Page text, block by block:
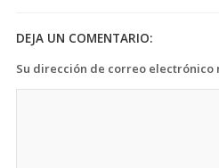
DEJA UN COMENTARIO:
Su dirección de correo electrónico